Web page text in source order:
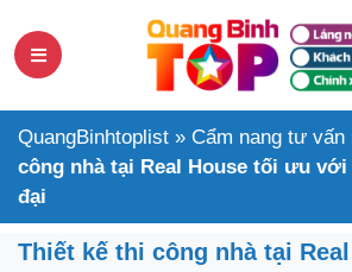
QuangBinhtoplist » Cẩm nang tư vấn
công nhà tại Real House tối ưu
đại
Thiết kế thi công nhà tại